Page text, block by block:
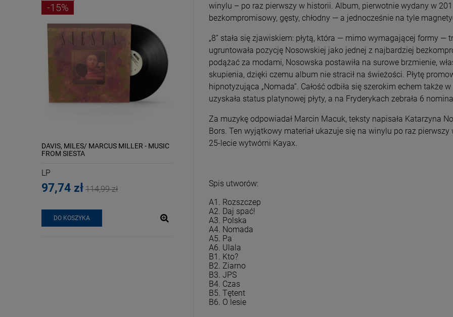
-15%
DAVIS, MILES/ MARCUS MILLER - MUSIC
FROM SIESTA
LP
97,74 zł 114,99 zł
DO KOSZYKA
MADONNA - CONFESSIONS II (BABY
107,09 zł 125,99 zł
DO KOSZYKA
-15% -
winylu – po raz pierwszy w historii. Album, pierwotnie wydany w
bezkompromisowy, gęsty, chłodny — a jednocześnie na tyle
„8” stała się zjawiskiem: płytą, która — mimo wymagającej formy —
ugruntowała pozycję Nosowskiej jako jednej z najbardziej
podążać za modami, Nosowska postawiła na surowe brzmienie,
skupienia, dzięki czemu album nie stracił na świeżości. Płytę
hipnotyzująca „Nomada”. Całość odbiła się szerokim echem także
uzyskała status platynowej płyty, a na Fryderykach zebrała 6
Za muzykę odpowiadał Marcin Macuk, teksty napisała Katarzyna
Bors. Ten wyjątkowy materiał ukazuje się na winylu po raz
25-lecie wytwórni Kayax.
Spis utworów:
A1. Rozszczep
A2. Daj spać!
A3. Polska
A4. Nomada
A5. Pa
A6. Ulala
B1. Kto?
B2. Ziarno
B3. JPS
B4. Czas
B5. Tętent
B6. O lesie